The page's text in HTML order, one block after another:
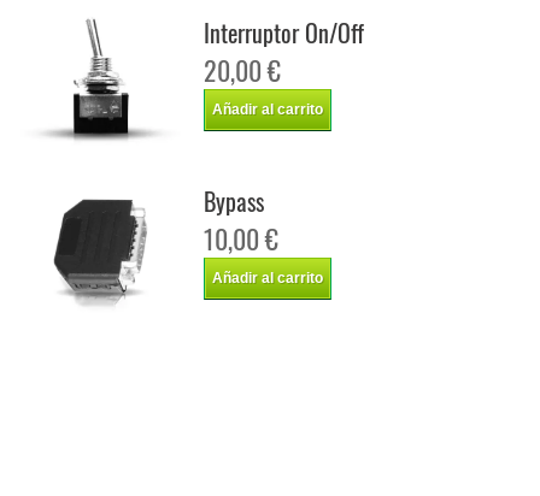
Interruptor On/Off
20,00 €
Añadir al carrito
Bypass
10,00 €
Añadir al carrito